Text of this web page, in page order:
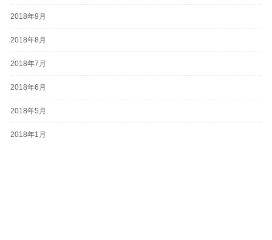
2018年9月
2018年8月
2018年7月
2018年6月
2018年5月
2018年1月